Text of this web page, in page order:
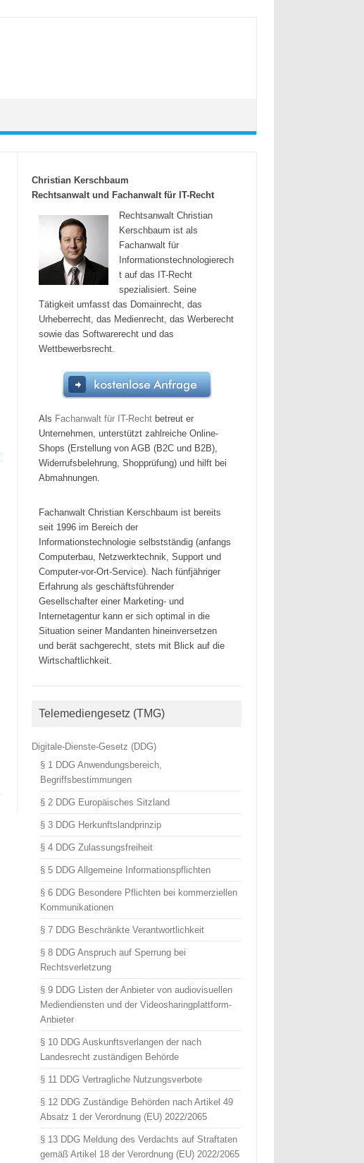
Christian Kerschbaum
Rechtsanwalt und Fachanwalt für IT-Recht
Rechtsanwalt Christian
Kerschbaum ist als
Fachanwalt für
Informationstechnologierech
t auf das IT-Recht
spezialisiert. Seine
Tätigkeit umfasst das Domainrecht, das
Urheberrecht, das Medienrecht, das Werberecht
sowie das Softwarerecht und das
Wettbewerbsrecht.
Als Fachanwalt für IT-Recht betreut er
Unternehmen, unterstützt zahlreiche Online-
Shops (Erstellung von AGB (B2C und B2B),
Widerrufsbelehrung, Shopprüfung) und hilft bei
Abmahnungen.
Fachanwalt Christian Kerschbaum ist bereits
seit 1996 im Bereich der
Informationstechnologie selbstständig (anfangs
Computerbau, Netzwerktechnik, Support und
Computer-vor-Ort-Service). Nach fünfjähriger
Erfahrung als geschäftsführender
Gesellschafter einer Marketing- und
Internetagentur kann er sich optimal in die
Situation seiner Mandanten hineinversetzen
und berät sachgerecht, stets mit Blick auf die
Wirtschaftlichkeit.
Telemediengesetz (TMG)
Digitale-Dienste-Gesetz (DDG)
§ 1 DDG Anwendungsbereich,
Begriffsbestimmungen
§ 2 DDG Europäisches Sitzland
§ 3 DDG Herkunftslandprinzip
§ 4 DDG Zulassungsfreiheit
§ 5 DDG Allgemeine Informationspflichten
§ 6 DDG Besondere Pflichten bei kommerziellen
Kommunikationen
§ 7 DDG Beschränkte Verantwortlichkeit
§ 8 DDG Anspruch auf Sperrung bei
Rechtsverletzung
§ 9 DDG Listen der Anbieter von audiovisuellen
Mediendiensten und der Videosharingplattform-
Anbieter
§ 10 DDG Auskunftsverlangen der nach
Landesrecht zuständigen Behörde
§ 11 DDG Vertragliche Nutzungsverbote
§ 12 DDG Zuständige Behörden nach Artikel 49
Absatz 1 der Verordnung (EU) 2022/2065
§ 13 DDG Meldung des Verdachts auf Straftaten
gemäß Artikel 18 der Verordnung (EU) 2022/2065